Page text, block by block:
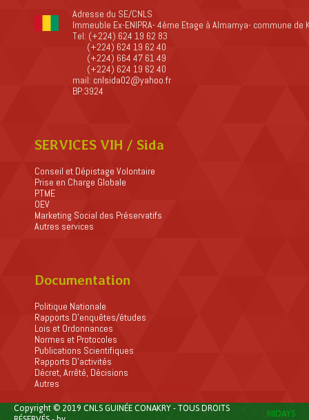
Adresse du SE/CNLS
Immeuble Ex-ENIPRA- 4ème Etage à Almamya- commune de
Tel: (+224) 624 19 62 83
(+224) 624 19 62 40
(+224) 664 47 61 49
(+224) 624 19 62 40
mail: cnlsida02@yahoo.fr
BP:3924
SERVICES VIH / Sida
Conseil et Dépistage Volontaire
Prise en Charge Globale
PTME
OEV
Marketing Social des Préservatifs
Autres services
Documentation
Politique Nationale
Rapports D’enquêtes/études
Lois et Ordonnances
Normes et Protocoles
Publications Scientifiques
Rapports D’activités
Décret, Arrêté, Décisions
Autres
Copyright © 2019 CNLS GUINÉE CONAKRY - TOUS DROITS IIIIDAYS